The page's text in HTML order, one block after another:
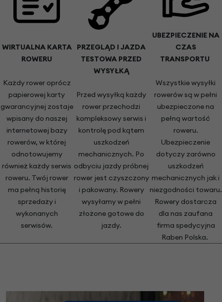
WIRTUALNA KARTA
ROWERU
Każdy rower oprócz
papierowej karty
gwarancyjnej zostaje
wpisany do naszej
internetowej bazy
rowerów, w której
odnotowujemy
również każdy serwis
roweru. Twój rower
ma pełną historię
sprzedaży i
wykonanych
serwisów.
PRZEGLĄD I JAZDA
TESTOWA PRZED
WYSYŁKĄ
Przed wysyłką każdy
rower przechodzi
kompleksowy serwis i
kontrolę pod kątem
uszkodzeń
mechanicznych. Po
odbyciu jazdy próbnej
rower jest czyszczony
i pakowany. Rowery
wysyłamy w pełni
złożone gotowe do
jazdy.
UBEZPIECZENIE NA
CZAS
TRANSPORTU
Wszystkie wysyłki
rowerów są w pełni
ubezpieczone na
pełną wartość
roweru.
Ubezpieczenie
dotyczy zarówno
uszkodzeń
mechanicznych jak i
niezgodności towaru.
Rowery dostarcza
dla nas zaufana
firma spedycyjna
Raben Polska.